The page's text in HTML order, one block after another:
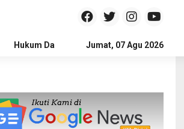
Hukum Dan Kriminal Politik
Jumat, 07 Agu 2026